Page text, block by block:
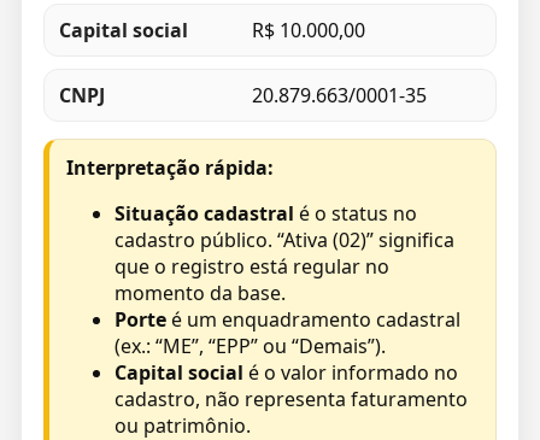
Capital social R$ 10.000,00
CNPJ 20.879.663/0001-35
Interpretação rápida:
Situação cadastral é o status no
cadastro público. “Ativa (02)” significa
que o registro está regular no
momento da base.
Porteé um enquadramento cadastral
(ex.: “ME”, “EPP” ou “Demais”).
Capital social é o valor informado no
cadastro, não representa faturamento
ou patrimônio.